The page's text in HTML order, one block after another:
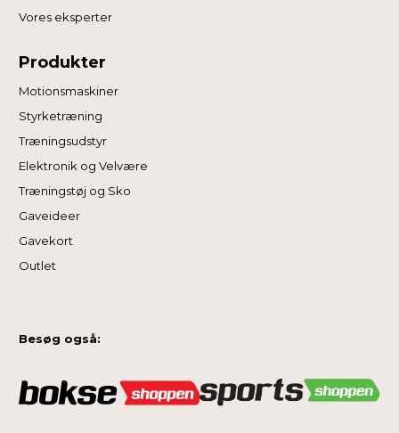
Vores eksperter
Produkter
Motionsmaskiner
Styrketræning
Træningsudstyr
Elektronik og Velvære
Træningstøj og Sko
Gaveideer
Gavekort
Outlet
Besøg også: